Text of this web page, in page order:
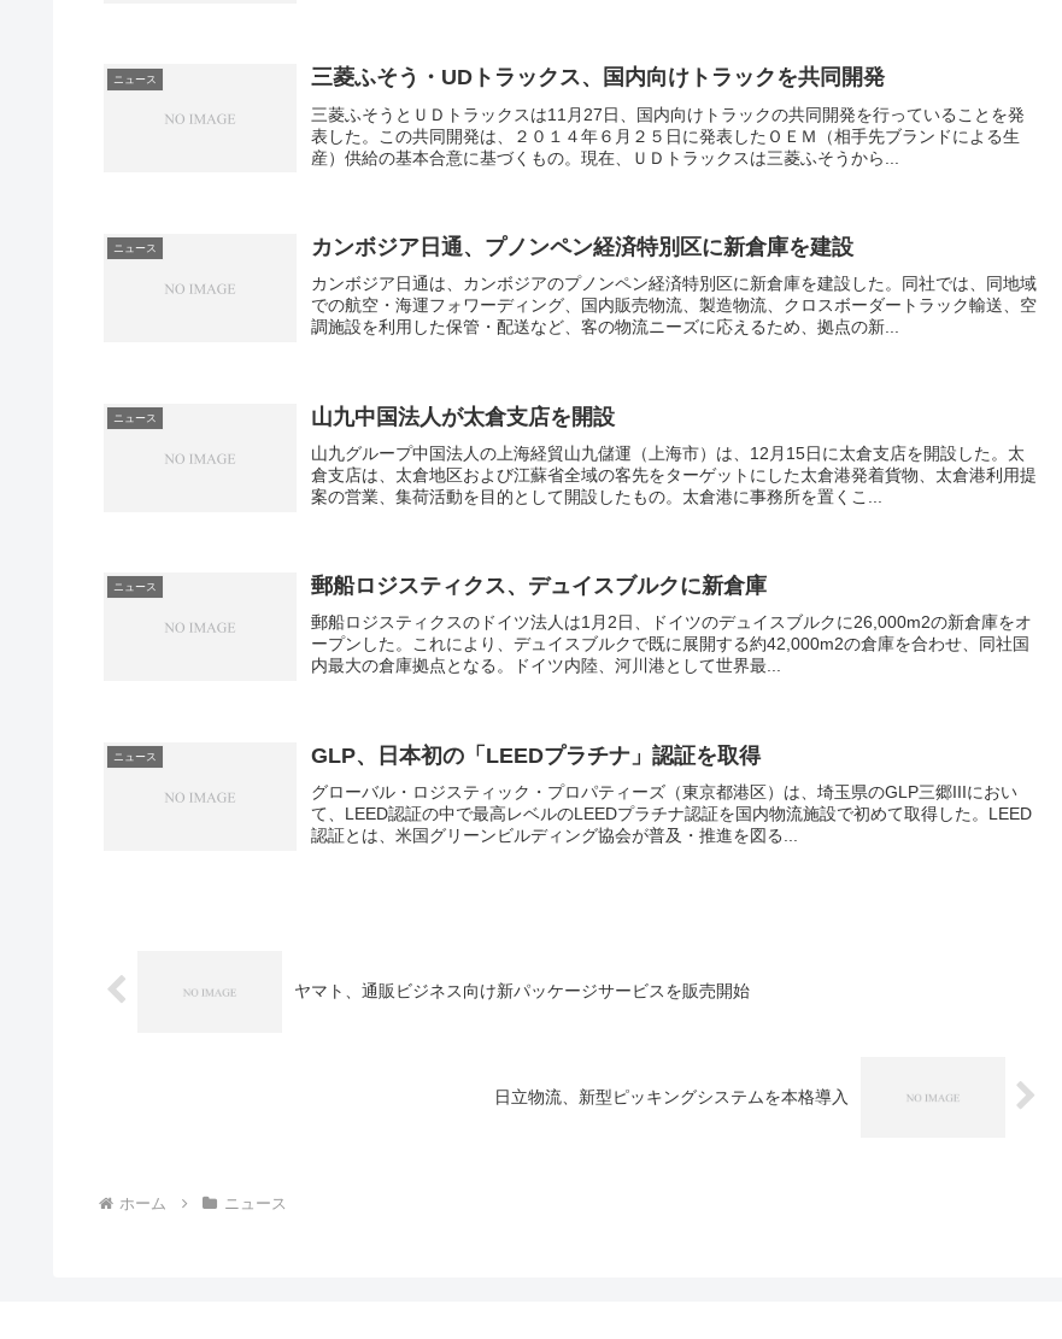
ニュース 三菱ふそう・UDトラックス、国内向けトラックを共同開発
三菱ふそうとＵＤトラックスは11月27日、国内向けトラックの共同開発を行っていることを発
表した。この共同開発は、２０１４年６月２５日に発表したＯＥＭ（相手先ブランドによる生
産）供給の基本合意に基づくもの。現在、ＵＤトラックスは三菱ふそうから...
ニュース カンボジア日通、プノンペン経済特別区に新倉庫を建設
カンボジア日通は、カンボジアのプノンペン経済特別区に新倉庫を建設した。同社では、同地域
での航空・海運フォワーディング、国内販売物流、製造物流、クロスボーダートラック輸送、空
調施設を利用した保管・配送など、客の物流ニーズに応えるため、拠点の新...
ニュース 山九中国法人が太倉支店を開設
山九グループ中国法人の上海経貿山九儲運（上海市）は、12月15日に太倉支店を開設した。太
倉支店は、太倉地区および江蘇省全域の客先をターゲットにした太倉港発着貨物、太倉港利用提
案の営業、集荷活動を目的として開設したもの。太倉港に事務所を置くこ...
ニュース 郵船ロジスティクス、デュイスブルクに新倉庫
郵船ロジスティクスのドイツ法人は1月2日、ドイツのデュイスブルクに26,000m2の新倉庫をオ
ープンした。これにより、デュイスブルクで既に展開する約42,000m2の倉庫を合わせ、同社国
内最大の倉庫拠点となる。ドイツ内陸、河川港として世界最...
ニュース GLP、日本初の「LEEDプラチナ」認証を取得
グローバル・ロジスティック・プロパティーズ（東京都港区）は、埼玉県のGLP三郷IIIにおい
て、LEED認証の中で最高レベルのLEEDプラチナ認証を国内物流施設で初めて取得した。LEED
認証とは、米国グリーンビルディング協会が普及・推進を図る...
ヤマト、通販ビジネス向け新パッケージサービスを販売開始
日立物流、新型ピッキングシステムを本格導入
ホーム ニュース